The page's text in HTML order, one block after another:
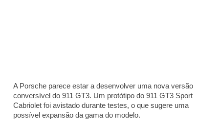
A Porsche parece estar a desenvolver uma nova versão
conversível do 911 GT3. Um protótipo do 911 GT3 Sport
Cabriolet foi avistado durante testes, o que sugere uma
possível expansão da gama do modelo.